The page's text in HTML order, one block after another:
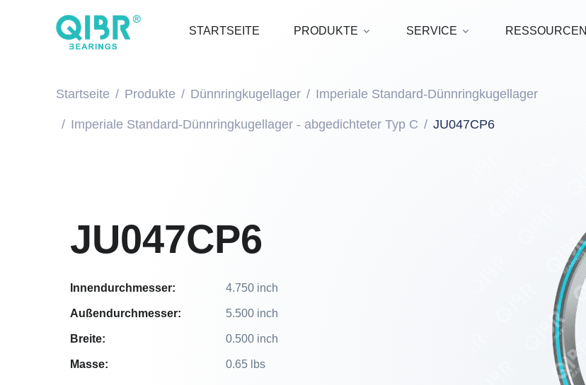
STARTSEITE PRODUKTE SERVICE RESSOURCEN
Startseite Produkte Dünnringkugellager Imperiale Standard-Dünnringkugellager
Imperiale Standard-Dünnringkugellager - abgedichteter Typ C JU047CP6
JU047CP6
Innendurchmesser: 4.750 inch
Außendurchmesser: 5.500 inch
Breite: 0.500 inch
Masse: 0.65 lbs